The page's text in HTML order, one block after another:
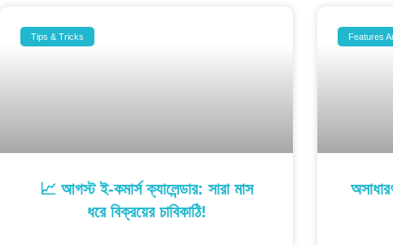
Tips & Tricks
📈 আগস্ট ই-কমার্স ক্যালেন্ডার: সারা মাস
ধরে বিক্রয়ের চাবিকাঠি!
Features